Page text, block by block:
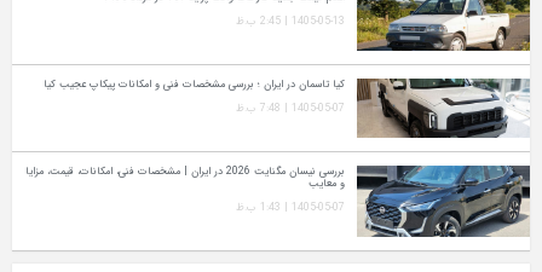
1405-05-13 | 2:45 ب.ظ
کیا تاسمان در ایران ؛ بررسی مشخصات فنی و امکانات پیکاپ عجیب کیا
1405-05-07 | 7:48 ب.ظ
بررسی نیسان مگنایت 2026 در ایران | مشخصات فنی، امکانات، قیمت، مزایا
و معایب
1405-05-07 | 1:43 ب.ظ